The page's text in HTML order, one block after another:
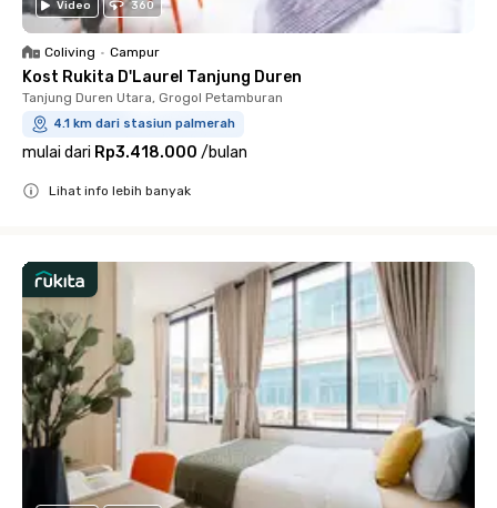
Video 360
Coliving • Campur
Kost Rukita D'Laurel Tanjung Duren
Tanjung Duren Utara, Grogol Petamburan
4.1 km dari stasiun palmerah
mulai dari Rp3.418.000 /bulan
Lihat info lebih banyak